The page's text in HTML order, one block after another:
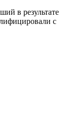
в результате
с